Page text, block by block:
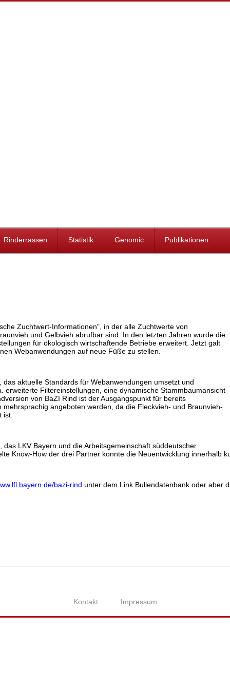
Rinderrassen Statistik Genomic Publikationen
Zuchtwert-Informationen , in der alle Zuchtwerte von
und Gelbvieh abrufbar sind. In den letzten Jahren wurde die
für ökologisch wirtschaftende Betriebe erweitert. Jetzt galt
Webanwendungen auf neue Füße zu stellen.
aktuelle Standards für Webanwendungen umsetzt und
Filtereinstellungen, eine dynamische Stammbaumansicht
von BaZI Rind ist der Ausgangspunkt für bereits
angeboten werden, da die Fleckvieh- und Braunvieh-
ist.
LKV Bayern und die Arbeitsgemeinschaft süddeutscher
Know-How der drei Partner konnte die Neuentwicklung innerhalb
bazi-rind unter dem Link Bullendatenbank oder aber
Kontakt Impressum